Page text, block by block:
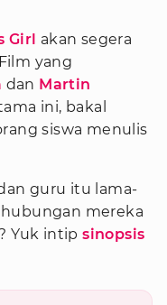
Girl akan segera
yang
dan Martin
ini, bakal
siswa menulis
guru itu lama-
mereka
Yuk intipsinopsis